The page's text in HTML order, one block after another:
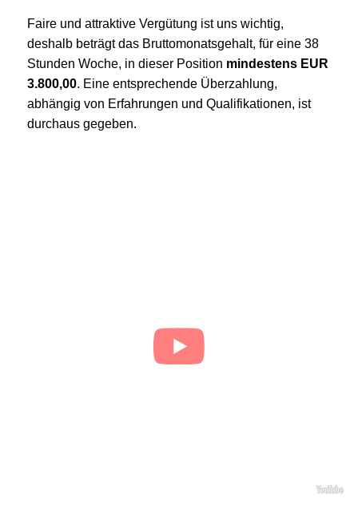
Faire und attraktive Vergütung ist uns wichtig,
deshalb beträgt das Bruttomonatsgehalt, für eine 38
Stunden Woche, in dieser Position mindestens EUR
3.800,00. Eine entsprechende Überzahlung,
abhängig von Erfahrungen und Qualifikationen, ist
durchaus gegeben.